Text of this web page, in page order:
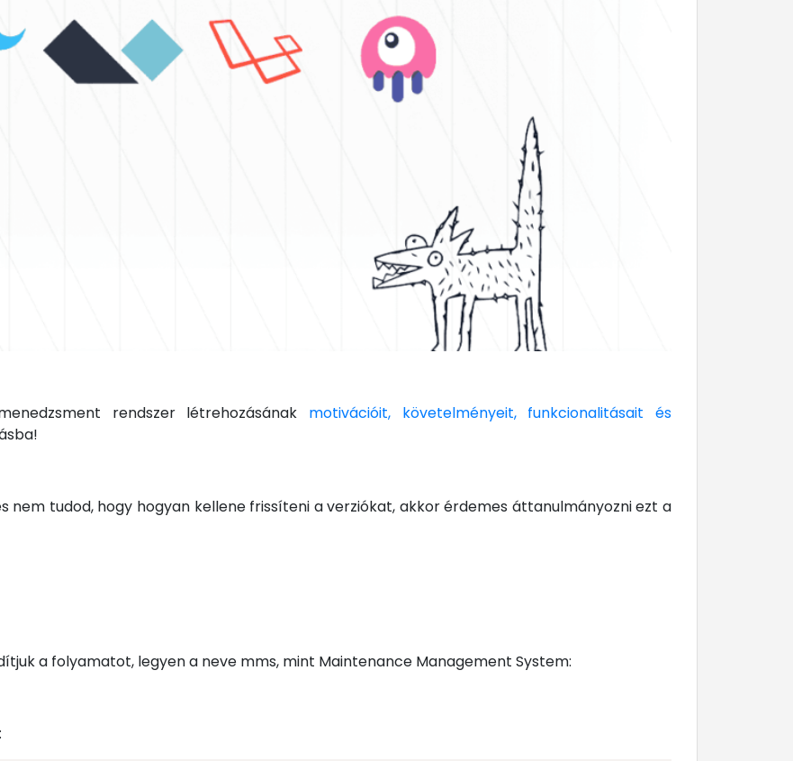
rendszer létrehozásának motivációit, követelményeit, funkcionalitásait és
nem tudod, hogy hogyan kellene frissíteni a verziókat, akkor érdemes áttanulmányozni ezt a
a folyamatot, legyen a neve mms, mint Maintenance Management System: